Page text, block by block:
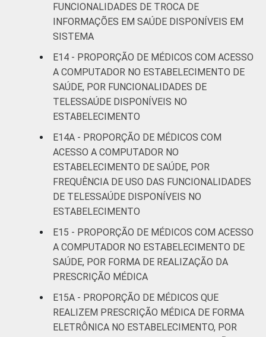
FUNCIONALIDADES DE TROCA DE
INFORMAÇÕES EM SAÚDE DISPONÍVEIS EM
SISTEMA
E14 - PROPORÇÃO DE MÉDICOS COM ACESSO
A COMPUTADOR NO ESTABELECIMENTO DE
SAÚDE, POR FUNCIONALIDADES DE
TELESSAÚDE DISPONÍVEIS NO
ESTABELECIMENTO
E14A - PROPORÇÃO DE MÉDICOS COM
ACESSO A COMPUTADOR NO
ESTABELECIMENTO DE SAÚDE, POR
FREQUÊNCIA DE USO DAS FUNCIONALIDADES
DE TELESSAÚDE DISPONÍVEIS NO
ESTABELECIMENTO
E15 - PROPORÇÃO DE MÉDICOS COM ACESSO
A COMPUTADOR NO ESTABELECIMENTO DE
SAÚDE, POR FORMA DE REALIZAÇÃO DA
PRESCRIÇÃO MÉDICA
E15A - PROPORÇÃO DE MÉDICOS QUE
REALIZEM PRESCRIÇÃO MÉDICA DE FORMA
ELETRÔNICA NO ESTABELECIMENTO, POR